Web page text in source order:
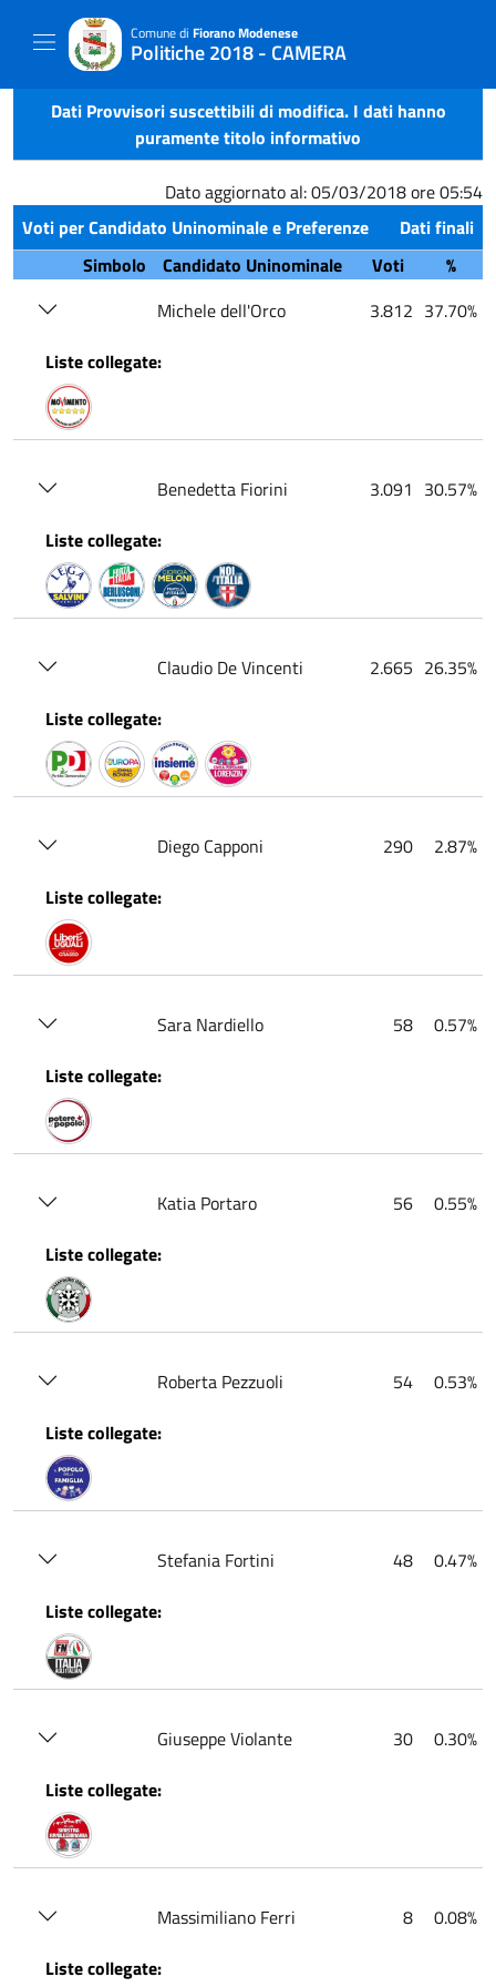
Comune di Fiorano Modenese
Politiche 2018 - CAMERA
Dati Provvisori suscettibili di modifica. I dati hanno
puramente titolo informativo
Dato aggiornato al: 05/03/2018 ore 05:54
Voti per Candidato Uninominale e Preferenze
Dati finali
Simbolo
Candidato Uninominale Voti
%
Michele dell'Orco
3.812 37.70%
Liste collegate:
Benedetta Fiorini 3.091 30.57%
Liste collegate:
Claudio De Vincenti 2.665 26.35%
Liste collegate:
Diego Capponi 290
2.87%
Liste collegate:
Sara Nardiello 58
0.57%
Liste collegate:
Katia Portaro 56
0.55%
Liste collegate:
Roberta Pezzuoli 54
0.53%
Liste collegate:
Stefania Fortini 48
0.47%
Liste collegate:
Giuseppe Violante 30
0.30%
Liste collegate:
Massimiliano Ferri 8
0.08%
Liste collegate: